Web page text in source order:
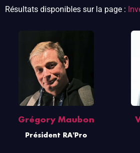
Résultats disponibles sur la page :
Grégory Maubon
Président RA'Pro